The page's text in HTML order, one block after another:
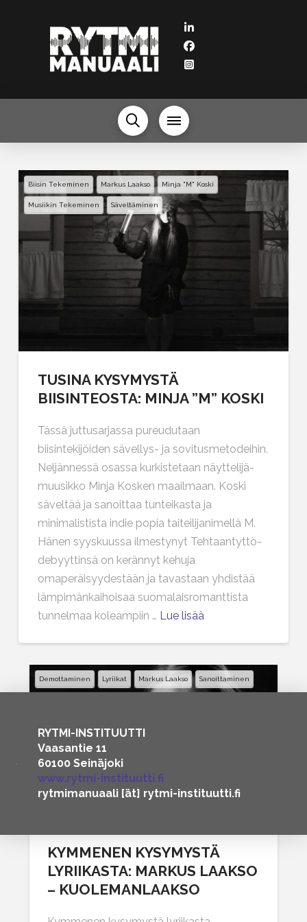
TUSINA KYSYMYSTÄ
BIISINTEOSTA: MINJA ”M” KOSKI
Tässä juttusarjassa pureudutaan
biisintekijöiden sävellys- ja sovitusmetodeihin.
Neljännessä osassa kurkistetaan näyttelijä-
muusikko Minja Kosken maailmaan. Koski
säveltää ja sanoittaa tunteikasta ja
minimalistista indie popia taiteilijanimellä M.
Hänen syyskuussa ilmestynyt Tehtaantyttö-
debyyttinsä on kerännyt kehuja
omaperäisyydestään ja tavastaan yhdistää
lämpimänkaihoisaa suomalaisromanttista
tunnelmaa koleampiin … Lue lisää
Biisin Tekeminen Markus Laakso Minja "M" Koski
Musiikin Tekeminen Säveltäminen
KYMMENEN KYSYMYSTÄ
LYRIIKASTA: MARKUS LAAKSO
– KUOLEMANLAAKSO
Demottaminen Lyriikat Markus Laakso Sanoittaminen
RYTMI-INSTITUUTTI
Vaasantie 11
60100 Seinäjoki
www.rytmi-instituutti.fi
rytmimanuaali [ät] rytmi-instituutti.fi